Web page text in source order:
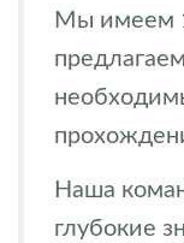
Мы имеем
Наша
глубокие